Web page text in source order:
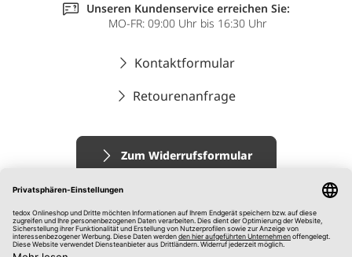
Unseren Kundenservice erreichen Sie:
MO-FR: 09:00 Uhr bis 16:30 Uhr
Kontaktformular
Retourenanfrage
Zum Widerrufsformular
Impressum
AGB